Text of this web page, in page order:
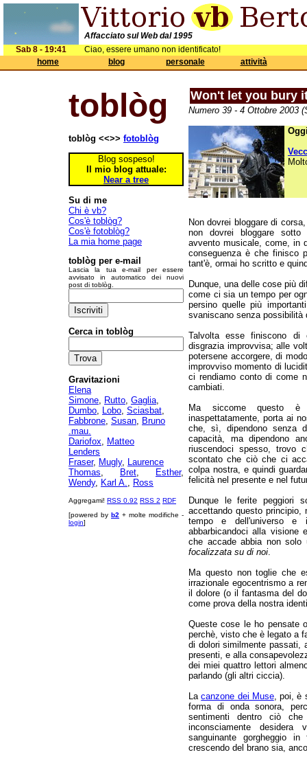
Affacciato sul Web dal 1995
Sab 8 - 19:41
Ciao, essere umano non identificato!
home
blog personale attività
toblòg
toblòg <<>> fotoblòg
Blog sospeso!
Il mio blog attuale:
Near a tree
Su di me
Chi è vb?
Cos'è toblòg?
Cos'è fotoblòg?
La mia home page
toblòg per e-mail
Lascia la tua e-mail per essere
avvisato in automatico dei nuovi
post di toblòg.
Cerca in toblòg
Gravitazioni
Elena
Simone, Rutto, Gaglia,
Dumbo, Lobo, Sciasbat,
Fabbrone, Susan, Bruno
.mau.
Dariofox, Matteo
Lenders
Fraser, Mugly, Laurence
Thomas, Bret, Esther,
Wendy, Karl A., Ross
Aggregami! RSS 0.92 RSS 2 RDF
[powered by b2 + molte modifiche -
login]
Won't let you bury
Numero 39 - 4 Ottobre 2003
Non dovrei bloggare di
non dovrei bloggare sotto
avvento musicale, come, in
conseguenza è che finisco
tant'è, ormai ho scritto e
Dunque, una delle cose più
come ci sia un tempo per
persino quelle più
svaniscano senza possibilità
Talvolta esse finiscono di
disgrazia improvvisa; alle
potersene accorgere, di
improvviso momento di
ci rendiamo conto di come
cambiati.
Ma siccome questo è
inaspettatamente, porta ai
che, sì, dipendono senza
capacità, ma dipendono
riuscendoci spesso, trovo
scontato che ciò che ci
colpa nostra, e quindi
felicità nel presente e nel
Dunque le ferite peggiori
accettando questo principio,
tempo e dell'universo e
abbarbicandoci alla visione
che accade abbia non
focalizzata su di noi.
Ma questo non toglie che
irrazionale egocentrismo a
il dolore (o il fantasma del
come prova della nostra
Queste cose le ho pensate
perchè, visto che è legato a
di dolori similmente passati,
presenti, e alla
dei miei quattro lettori
parlando (gli altri ciccia).
Lacanzone dei Muse, poi, è
forma di onda sonora,
sentimenti dentro ciò
inconsciamente
sanguinante gorgheggio
crescendo del brano sia,